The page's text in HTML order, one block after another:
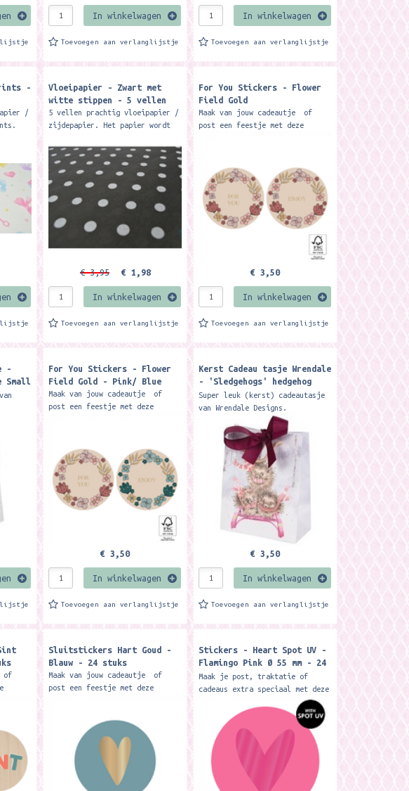
In winkelwagen
Toevoegen aan verlanglijstje
In winkelwagen
Toevoegen aan verlanglijstje
-
/
Vloeipapier - Zwart met
witte stippen - 5 vellen
5 vellen prachtig vloeipapier /
zijdepapier. Het papier wordt
x 50 cm.
€ 3,95 € 1,98
In winkelwagen
Toevoegen aan verlanglijstje
For You Stickers - Flower
Field Gold
Maak van jouw cadeautje of
post een feestje met deze
€ 3,50
In winkelwagen
Toevoegen aan verlanglijstje
-
Small
For You Stickers - Flower
Field Gold - Pink/ Blue
Maak van jouw cadeautje of
post een feestje met deze
€ 3,50
In winkelwagen
Toevoegen aan verlanglijstje
Kerst Cadeau tasje Wrendale
- 'Sledgehogs' hedgehog
small gift bag
Super leuk (kerst) cadeautasje
van Wrendale Designs.
Formaat: 190mm x 150mm x 80mm.
Our fabulously festive ribbon
tied small gift bag...
€ 3,50
In winkelwagen
Toevoegen aan verlanglijstje
of
Sluitstickers Hart Goud -
Blauw - 24 stuks
Maak van jouw cadeautje of
post een feestje met deze
uit te pakken! Afmeting:...
Stickers - Heart Spot UV -
Flamingo Pink Ø 55 mm - 24
stuks
Maak je post, traktatie of
cadeaus extra speciaal met deze
prachtige grote hartvormige
sticker. Het hartje heeft een
glanzende spot UV-afwerking
en...